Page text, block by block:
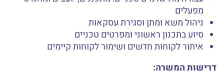
מפעלים
ניהול משא ומתן וסגירת עסקאות
סיוע בתכנון ראשוני ומפרטים טכניים
איתור לקוחות חדשים ושימור לקוחות קיימים
דרישות המשרה: